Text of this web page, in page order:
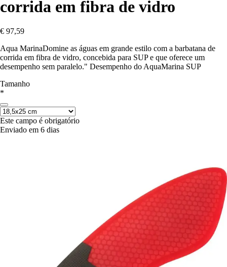
corrida em fibra de vidro
€ 97,59
Aqua MarinaDomine as águas em grande estilo com a barbatana de
corrida em fibra de vidro, concebida para SUP e que oferece um
desempenho sem paralelo." Desempenho do AquaMarina SUP
Tamanho
*
Este campo é obrigatório
Enviado em 6 dias